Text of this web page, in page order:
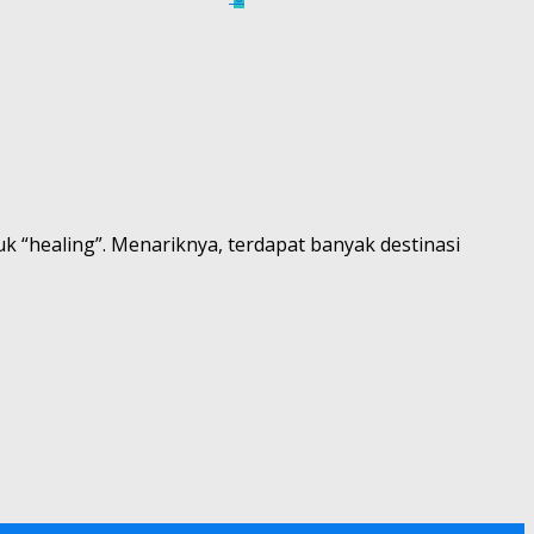
“healing”. Menariknya, terdapat banyak destinasi